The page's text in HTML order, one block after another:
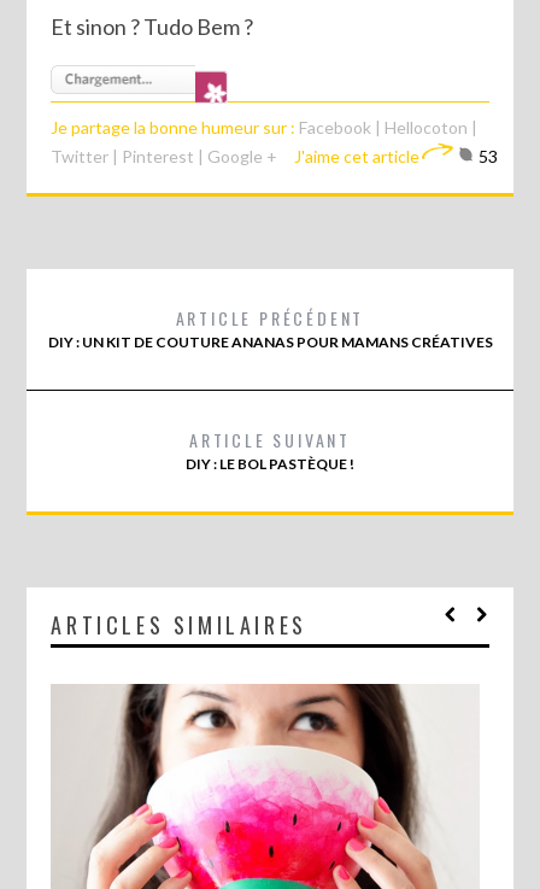
Et sinon ? Tudo Bem ?
Je partage la bonne humeur sur : Facebook | Hellocoton |
Twitter | Pinterest | Google + J'aime cet article 53
ARTICLE PRÉCÉDENT
DIY : UN KIT DE COUTURE ANANAS POUR MAMANS CRÉATIVES
ARTICLE SUIVANT
DIY : LE BOL PASTÈQUE !
ARTICLES SIMILAIRES